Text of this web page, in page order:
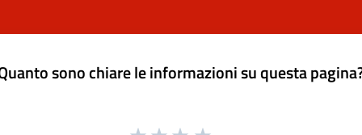
sono chiare le informazioni su questa